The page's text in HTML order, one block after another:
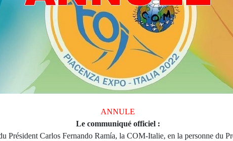
ANNULE
Le communiqué officiel :
Carlos Fernando Ramía, la COM-Italie, en la personne du